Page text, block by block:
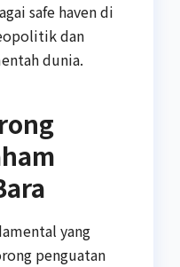
safe haven di
dan
dunia.
yang
penguatan